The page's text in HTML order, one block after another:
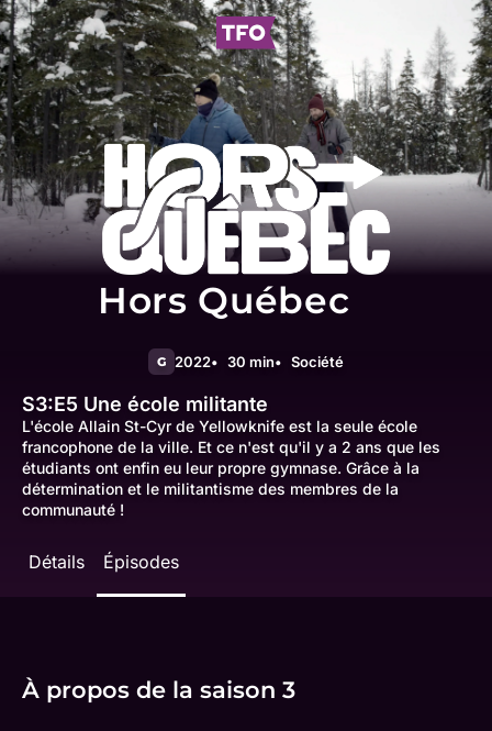
Hors Québec
G 2022 30 min Société
S3:E5 Une école militante
L'école Allain St-Cyr de Yellowknife est la seule école
francophone de la ville. Et ce n'est qu'il y a 2 ans que les
étudiants ont enfin eu leur propre gymnase. Grâce à la
détermination et le militantisme des membres de la
communauté !
Détails Épisodes
À propos de la saison 3